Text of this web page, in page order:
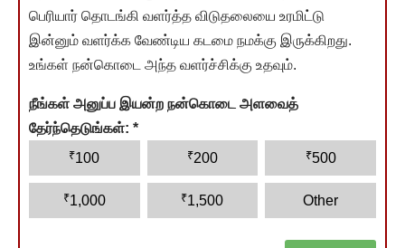
பெரியார் தொடங்கி வளர்த்த விடுதலையை உரமிட்டு
இன்னும் வளர்க்க வேண்டிய கடமை நமக்கு இருக்கிறது.
உங்கள் நன்கொடை அந்த வளர்ச்சிக்கு உதவும்.
நீங்கள் அனுப்ப இயன்ற நன்கொடை அளவைத்
தேர்ந்தெடுங்கள்: *
₹100 ₹200 ₹500
₹1,000 ₹1,500 Other